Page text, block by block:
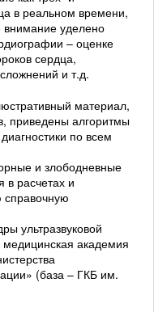
в реальном времени,
уделено
– оценке
сердца,
и т.д.
материал,
приведены алгоритмы
по всем
и злободневные
в расчетах и
ультразвуковой
академия
(база – ГКБ им.